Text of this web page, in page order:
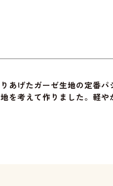
あげたガーゼ生地の定番パ
を考えて作りました。軽